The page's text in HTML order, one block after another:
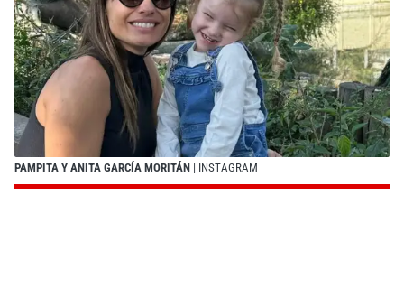
PAMPITA Y ANITA GARCÍA MORITÁN | INSTAGRAM